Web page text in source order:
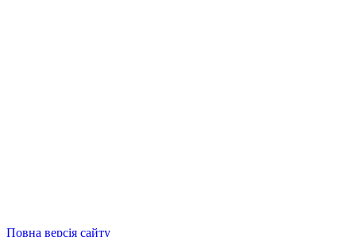
Повна версія сайту